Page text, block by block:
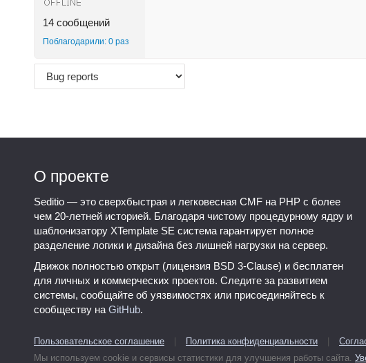
14 сообщений
Поблагодарили: 0 раз
О проекте
Seditio — это сверхбыстрая и легковесная CMF на PHP с более
чем 20-летней историей. Благодаря чистому процедурному ядру и
шаблонизатору XTemplate SE система гарантирует полное
разделение логики и дизайна без лишней нагрузки на сервер.
Движок полностью открыт (лицензия BSD 3-Clause) и бесплатен
для личных и коммерческих проектов. Следите за развитием
системы, сообщайте об уязвимостях или присоединяйтесь к
сообществу на GitHub.
Пользовательское соглашение Политика конфиденциальности
Мы используем cookie и сервисы статистики для улучшения работы сайта.